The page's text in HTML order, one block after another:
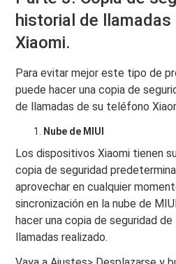
historial de
Xiaomi.
Para evitar mejor este tipo de
puede hacer una copia de
de llamadas de su teléfono
Nube de MIUI
Los dispositivos Xiaomi tienen
copia de seguridad
aprovechar en cualquier
sincronización en la nube de
hacer una copia de seguridad
llamadas realizado.